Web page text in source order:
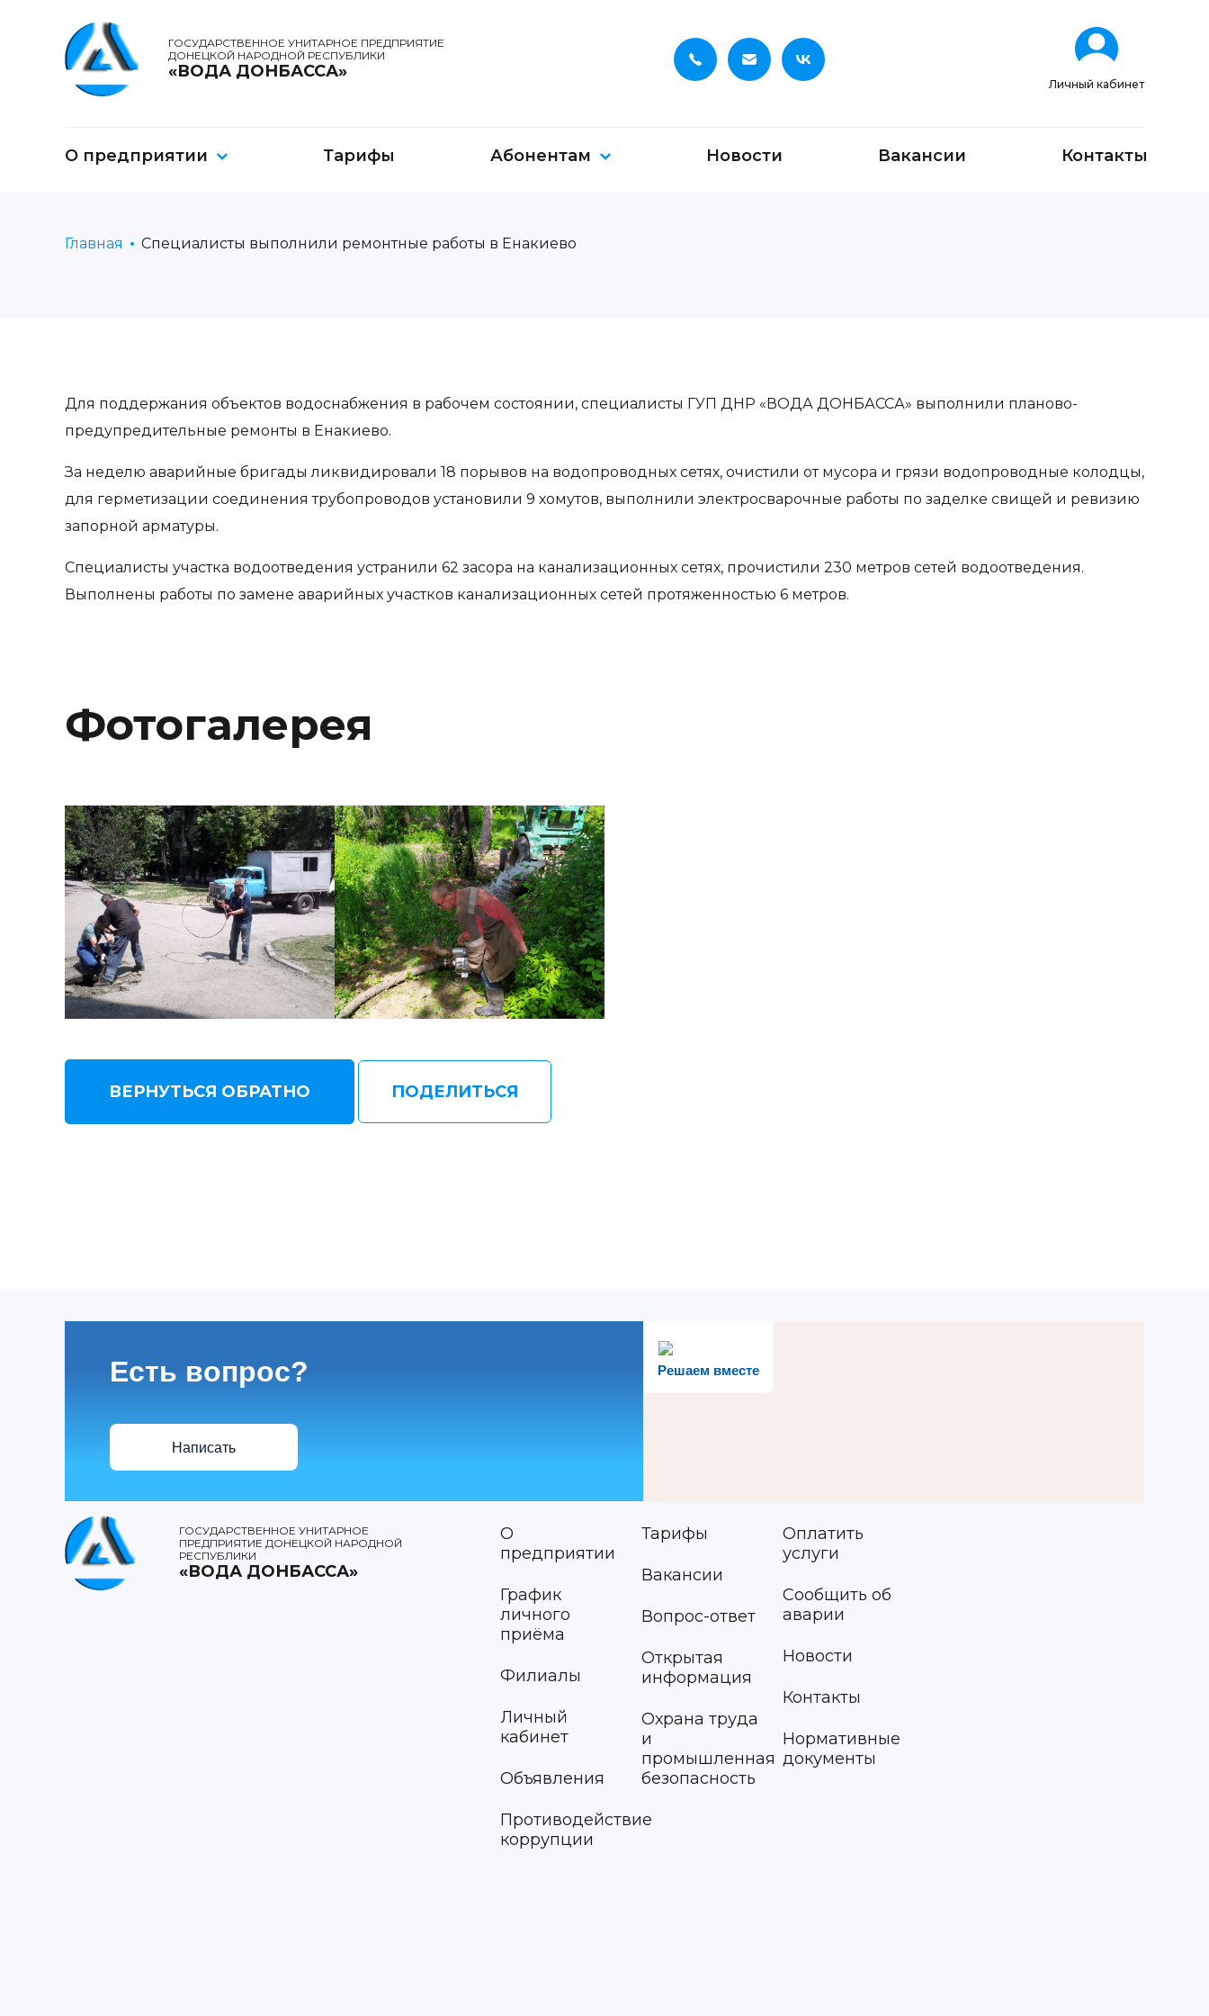
ГОСУДАРСТВЕННОЕ УНИТАРНОЕ ПРЕДПРИЯТИЕ
ДОНЕЦКОЙ НАРОДНОЙ РЕСПУБЛИКИ
«ВОДА ДОНБАССА»
Личный кабинет
О предприятии Тарифы Абонентам Новости Вакансии Контакты
Главная Специалисты выполнили ремонтные работы в Енакиево
Для поддержания объектов водоснабжения в рабочем состоянии, специалисты ГУП ДНР «ВОДА ДОНБАССА» выполнили планово-
предупредительные ремонты в Енакиево.
За неделю аварийные бригады ликвидировали 18 порывов на водопроводных сетях, очистили от мусора и грязи водопроводные колодцы,
для герметизации соединения трубопроводов установили 9 хомутов, выполнили электросварочные работы по заделке свищей и ревизию
запорной арматуры.
Специалисты участка водоотведения устранили 62 засора на канализационных сетях, прочистили 230 метров сетей водоотведения.
Выполнены работы по замене аварийных участков канализационных сетей протяженностью 6 метров.
Фотогалерея
ВЕРНУТЬСЯ ОБРАТНО ПОДЕЛИТЬСЯ
Решаем вместе
Есть вопрос?
Написать
ГОСУДАРСТВЕННОЕ УНИТАРНОЕ
ПРЕДПРИЯТИЕ ДОНЕЦКОЙ НАРОДНОЙ
РЕСПУБЛИКИ
«ВОДА ДОНБАССА»
О
предприятии
График
личного
приёма
Филиалы
Личный
кабинет
Объявления
Противодействие
коррупции
Тарифы
Вакансии
Вопрос-ответ
Открытая
информация
Охрана труда
и
промышленная
безопасность
Оплатить
услуги
Сообщить об
аварии
Новости
Контакты
Нормативные
документы